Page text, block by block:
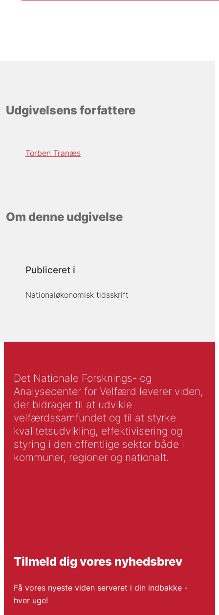
Udgivelsens forfattere
Torben Tranæs
Om denne udgivelse
Publiceret i
Nationaløkonomisk tidsskrift
Det Nationale Forsknings- og
Analysecenter for Velfærd leverer viden,
der bidrager til at udvikle
velfærdssamfundet og til at styrke
kvalitetsudvikling, effektivisering og
styring i den offentlige sektor både i
kommuner, regioner og nationalt.
Tilmeld dig vores nyhedsbrev
Få vores nyeste viden serveret i din indbakke -
hver uge!